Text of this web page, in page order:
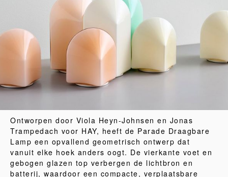
Ontworpen door Viola Heyn-Johnsen en Jonas
Trampedach voor HAY, heeft de Parade Draagbare
Lamp een opvallend geometrisch ontwerp dat
vanuit elke hoek anders oogt. De vierkante voet en
gebogen glazen top verbergen de lichtbron en
batterij, waardoor een compacte, verplaatsbare